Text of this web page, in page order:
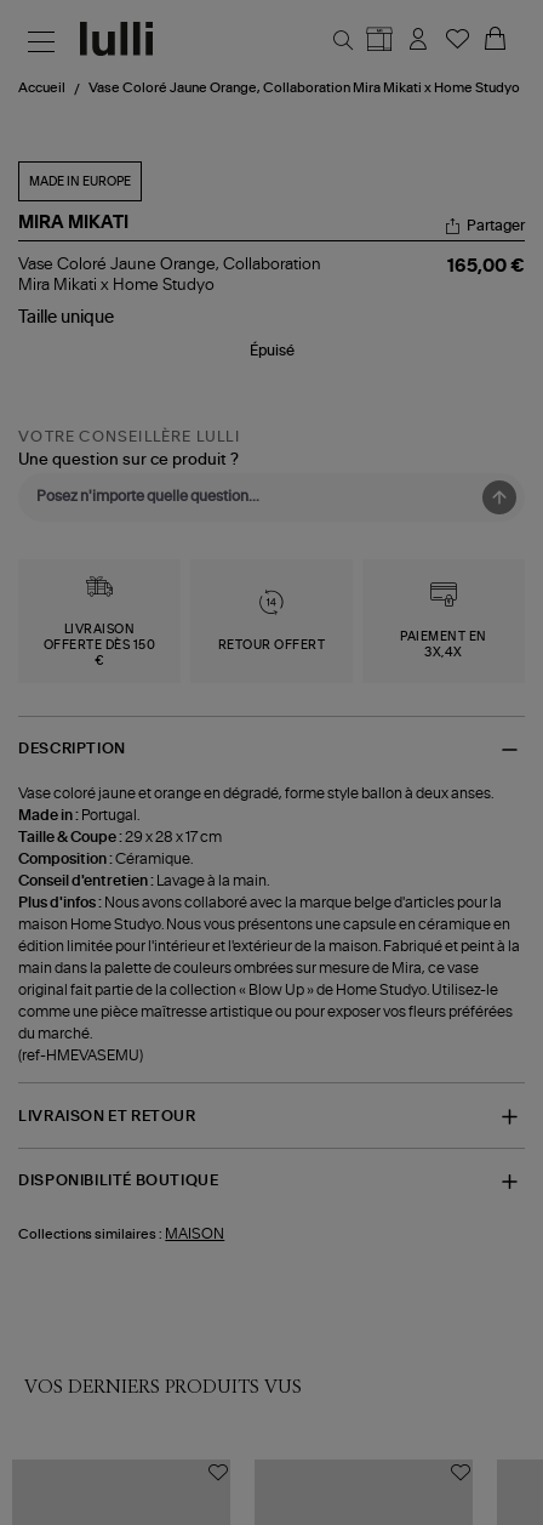
Accueil Vase Coloré Jaune Orange, Collaboration Mira Mikati x Home Studyo
MADE IN EUROPE
MIRA MIKATI
Vase
Coloré
Orange,
Studyo
Partager
Vase Coloré Jaune Orange, Collaboration
Mira Mikati x Home Studyo
165,00 €
Taille unique
Épuisé
VOTRE CONSEILLÈRE LULLI
Une question sur ce produit ?
LIVRAISON
OFFERTE DÈS 150
€
RETOUR OFFERT
PAIEMENT EN
3X,4X
DESCRIPTION
Vase coloré jaune et orange en dégradé, forme style ballon à deux anses.
Made in : Portugal.
Taille & Coupe :29 x 28 x 17 cm
Composition :Céramique.
Conseil d'entretien :
Lavage à la main.
Plus d'infos : Nous avons collaboré avec la marque belge d'articles pour la
maison Home Studyo. Nous vous présentons une capsule en céramique en
édition limitée pour l'intérieur et l'extérieur de la maison. Fabriqué et peint à la
main dans la palette de couleurs ombrées sur mesure de Mira, ce vase
original fait partie de la collection « Blow Up » de Home Studyo. Utilisez-le
comme une pièce maîtresse artistique ou pour exposer vos fleurs préférées
du marché.
(ref-HMEVASEMU)
LIVRAISON ET RETOUR
DISPONIBILITÉ BOUTIQUE
Collections similaires : MAISON
VOS DERNIERS PRODUITS VUS